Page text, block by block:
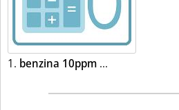
1. benzina 10ppm ...